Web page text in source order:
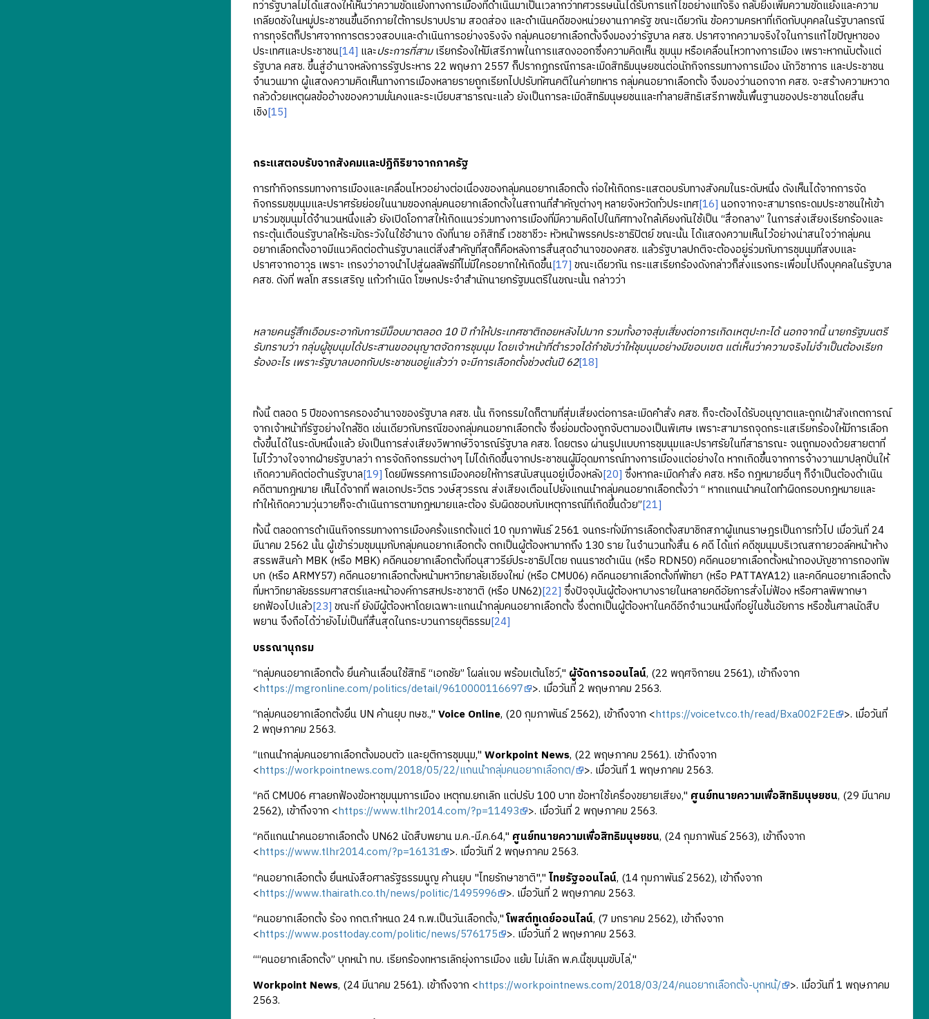
ทว่ารัฐบาลไม่ได้แสดงให้เห็นว่าความขัดแย้งทางการเมืองที่ดำเนินมาเป็นเวลากว่าทศวรรษนั้นได้รับการแก้ไขอย่างแท้จริง กลับยิ่งเพิ่มความขัดแย้งและความ
เกลียดชังในหมู่ประชาชนขึ้นอีกภายใต้การปราบปราม สอดส่อง และดำเนินคดีของหน่วยงานภาครัฐ ขณะเดียวกัน ข้อความครหาที่เกิดกับบุคคลในรัฐบาลกรณี
การทุจริตก็ปราศจากการตรวจสอบและดำเนินการอย่างจริงจัง กลุ่มคนอยากเลือกตั้งจึงมองว่ารัฐบาล คสช. ปราศจากความจริงใจในการแก้ไขปัญหาของ
ประเทศและประชาชน[14] และประการที่สามเรียกร้องให้มีเสรีภาพในการแสดงออกซึ่งความคิดเห็น ชุมนุม หรือเคลื่อนไหวทางการเมือง เพราะหากนับตั้งแต่
รัฐบาล คสช. ขึ้นสู่อำนาจหลังการรัฐประหาร 22 พฤษภา 2557 ก็ปรากฏกรณีการละเมิดสิทธิมนุษยชนต่อนักกิจกรรมทางการเมือง นักวิชาการ และประชาชน
จำนวนมาก ผู้แสดงความคิดเห็นทางการเมืองหลายรายถูกเรียกไปปรับทัศนคติในค่ายทหาร กลุ่มคนอยากเลือกตั้ง จึงมองว่านอกจาก คสช. จะสร้างความหวาด
กลัวด้วยเหตุผลข้ออ้างของความมั่นคงและระเบียบสาธารณะแล้ว ยังเป็นการละเมิดสิทธิมนุษยชนและทำลายสิทธิเสรีภาพขั้นพื้นฐานของประชาชนโดยสิ้น
เชิง[15]
กระแสตอบรับจากสังคมและปฏิกิริยาจากภาครัฐ
การทำกิจกรรมทางการเมืองและเคลื่อนไหวอย่างต่อเนื่องของกลุ่มคนอยากเลือกตั้ง ก่อให้เกิดกระแสตอบรับทางสังคมในระดับหนึ่ง ดังเห็นได้จากการจัด
กิจกรรมชุมนุมและปราศรัยย่อยในนามของกลุ่มคนอยากเลือกตั้งในสถานที่สำคัญต่างๆ หลายจังหวัดทั่วประเทศ[16] นอกจากจะสามารถระดมประชาชนให้เข้า
มาร่วมชุมนุมได้จำนวนหนึ่งแล้ว ยังเปิดโอกาสให้เกิดแนวร่วมทางการเมืองที่มีความคิดไปในทิศทางใกล้เคียงกันใช้เป็น “สื่อกลาง” ในการส่งเสียงเรียกร้องและ
กระตุ้นเตือนรัฐบาลให้ระมัดระวังในใช้อำนาจ ดังที่นาย อภิสิทธิ์ เวชชาชีวะ หัวหน้าพรรคประชาธิปัตย์ ขณะนั้น ได้แสดงความเห็นไว้อย่างน่าสนใจว่ากลุ่มคน
อยากเลือกตั้งอาจมีแนวคิดต่อต้านรัฐบาลแต่สิ่งสำคัญที่สุดก็คือหลังการสิ้นสุดอำนาจของคสช. แล้วรัฐบาลปกติจะต้องอยู่ร่วมกับการชุมนุมที่สงบและ
ปราศจากอาวุธ เพราะ เกรงว่าอาจนำไปสู่ผลลัพธ์ที่ไม่มีใครอยากให้เกิดขึ้น[17] ขณะเดียวกัน กระแสเรียกร้องดังกล่าวก็ส่งแรงกระเพื่อมไปถึงบุคคลในรัฐบาล
คสช. ดังที่ พลโท สรรเสริญ แก้วกำเนิด โฆษกประจำสำนักนายกรัฐมนตรีในขณะนั้น กล่าวว่า
หลายคนรู้สึกเอือมระอากับการมีม็อบมาตลอด 10 ปี ทำให้ประเทศชาติถอยหลังไปมาก รวมทั้งอาจสุ่มเสี่ยงต่อการเกิดเหตุปะทะได้ นอกจากนี้ นายกรัฐมนตรี
รับทราบว่า กลุ่มผู้ชุมนุมได้ประสานขออนุญาตจัดการชุมนุม โดยเจ้าหน้าที่ตำรวจได้กำชับว่าให้ชุมนุมอย่างมีขอบเขต แต่เห็นว่าความจริงไม่จำเป็นต้องเรียก
ร้องอะไร เพราะรัฐบาลบอกกับประชาชนอยู่แล้วว่า จะมีการเลือกตั้งช่วงต้นปี 62[18]
ทั้งนี้ ตลอด 5 ปีของการครองอำนาจของรัฐบาล คสช. นั้น กิจกรรมใดก็ตามที่สุ่มเสี่ยงต่อการละเมิดคำสั่ง คสช. ก็จะต้องได้รับอนุญาตและถูกเฝ้าสังเกตการณ์
จากเจ้าหน้าที่รัฐอย่างใกล้ชิด เช่นเดียวกับกรณีของกลุ่มคนอยากเลือกตั้ง ซึ่งย่อมต้องถูกจับตามองเป็นพิเศษ เพราะสามารถจุดกระแสเรียกร้องให้มีการเลือก
ตั้งขึ้นได้ในระดับหนึ่งแล้ว ยังเป็นการส่งเสียงวิพากษ์วิจารณ์รัฐบาล คสช. โดยตรง ผ่านรูปแบบการชุมนุมและปราศรัยในที่สาธารณะ จนถูกมองด้วยสายตาที่
ไม่ไว้วางใจจากฝ่ายรัฐบาลว่า การจัดกิจกรรมต่างๆ ไม่ได้เกิดขึ้นจากประชาชนผู้มีอุดมการณ์ทางการเมืองแต่อย่างใด หากเกิดขึ้นจากการจ้างวานมาปลุกปั่นให้
เกิดความคิดต่อต้านรัฐบาล[19]โดยมีพรรคการเมืองคอยให้การสนับสนุนอยู่เบื่องหลัง[20] ซึ่งหากละเมิดคำสั่ง คสช. หรือ กฎหมายอื่นๆ ก็จำเป็นต้องดำเนิน
คดีตามกฎหมาย เห็นได้จากที่ พลเอกประวิตร วงษ์สุวรรณ ส่งเสียงเตือนไปยังแกนนำกลุ่มคนอยากเลือกตั้งว่า “ หากแกนนำคนใดทำผิดกรอบกฎหมายและ
ทำให้เกิดความวุ่นวายก็จะดำเนินการตามกฎหมายและต้อง รับผิดชอบกับเหตุการณ์ที่เกิดขึ้นด้วย”[21]
ทั้งนี้ ตลอดการดำเนินกิจกรรมทางการเมืองครั้งแรกตั้งแต่ 10 กุมภาพันธ์ 2561 จนกระทั่งมีการเลือกตั้งสมาชิกสภาผู้แทนราษฎรเป็นการทั่วไป เมื่อวันที่ 24
มีนาคม 2562 นั้น ผู้เข้าร่วมชุมนุมกับกลุ่มคนอยากเลือกตั้ง ตกเป็นผู้ต้องหามากถึง 130 ราย ในจำนวนทั้งสิ้น 6 คดี ได้แก่ คดีชุมนุมบริเวณสกายวอล์คหน้าห้าง
สรรพสินค้า MBK (หรือ MBK) คดีคนอยากเลือกตั้งที่อนุสาวรีย์ประชาธิปไตย ถนนราชดำเนิน (หรือ RDN50) คดีคนอยากเลือกตั้งหน้ากองบัญชาการกองทัพ
บก (หรือ ARMY57) คดีคนอยากเลือกตั้งหน้ามหาวิทยาลัยเชียงใหม่ (หรือ CMU06) คดีคนอยากเลือกตั้งที่พัทยา (หรือ PATTAYA12) และคดีคนอยากเลือกตั้ง
ที่มหาวิทยาลัยธรรมศาสตร์และหน้าองค์การสหประชาชาติ (หรือ UN62)[22] ซึ่งปัจจุบันผู้ต้องหาบางรายในหลายคดีอัยการสั่งไม่ฟ้อง หรือศาลพิพากษา
ยกฟ้องไปแล้ว[23] ขณะที่ ยังมีผู้ต้องหาโดยเฉพาะแกนนำกลุ่มคนอยากเลือกตั้ง ซึ่งตกเป็นผู้ต้องหาในคดีอีกจำนวนหนึ่งที่อยู่ในชั้นอัยการ หรือชั้นศาลนัดสืบ
พยาน จึงถือได้ว่ายังไม่เป็นที่สิ้นสุดในกระบวนการยุติธรรม[24]
บรรณานุกรม
“กลุ่มคนอยากเลือกตั้ง ยื่นค้านเลื่อนใช้สิทธิ “เอกชัย” โผล่แจม พร้อมเต้นโชว์," ผู้จัดการออนไลน์, (22 พฤศจิกายน 2561), เข้าถึงจาก
<https://mgronline.com/politics/detail/9610000116697 >. เมื่อวันที่ 2 พฤษภาคม 2563.
“กลุ่มคนอยากเลือกตั้งยื่น UN ค้านยุบ ทษช.," Voice Online, (20 กุมภาพันธ์ 2562), เข้าถึงจาก <https://voicetv.co.th/read/Bxa002F2E >. เมื่อวันที่
2 พฤษภาคม 2563.
“แกนนำกลุ่มคนอยากเลือกตั้งมอบตัว และยุติการชุมนุม," Workpoint News, (22 พฤษภาคม 2561). เข้าถึงจาก
<https://workpointnews.com/2018/05/22/แกนนำกลุ่มคนอยากเลือกต/ >. เมื่อวันที่ 1 พฤษภาคม 2563.
“คดี CMU06 ศาลยกฟ้องข้อหาชุมนุมการเมือง เหตุกม.ยกเลิก แต่ปรับ 100 บาท ข้อหาใช้เครื่องขยายเสียง," ศูนย์ทนายความเพื่อสิทธิมนุษยชน, (29 มีนาคม
2562), เข้าถึงจาก <https://www.tlhr2014.com/?p=11493 >. เมื่อวันที่ 2 พฤษภาคม 2563.
“คดีแกนนำคนอยากเลือกตั้ง UN62 นัดสืบพยาน ม.ค.-มี.ค.64," ศูนย์ทนายความเพื่อสิทธิมนุษยชน, (24 กุมภาพันธ์ 2563), เข้าถึงจาก
<https://www.tlhr2014.com/?p=16131 >. เมื่อวันที่ 2 พฤษภาคม 2563.
“คนอยากเลือกตั้ง ยื่นหนังสือศาลรัฐธรรมนูญ ค้านยุบ "ไทยรักษาชาติ"," ไทยรัฐออนไลน์, (14 กุมภาพันธ์ 2562), เข้าถึงจาก
<https://www.thairath.co.th/news/politic/1495996 >. เมื่อวันที่ 2 พฤษภาคม 2563.
“คนอยากเลือกตั้ง ร้อง กกต.กำหนด 24 ก.พ.เป็นวันเลือกตั้ง,"โพสต์ทูเดย์ออนไลน์, (7 มกราคม 2562), เข้าถึงจาก
<https://www.posttoday.com/politic/news/576175 >. เมื่อวันที่ 2 พฤษภาคม 2563.
““คนอยากเลือกตั้ง” บุกหน้า ทบ. เรียกร้องทหารเลิกยุ่งการเมือง แย้ม ไม่เลิก พ.ค.นี้ชุมนุมขับไล่,"
Workpoint News, (24 มีนาคม 2561). เข้าถึงจาก <https://workpointnews.com/2018/03/24/คนอยากเลือกตั้ง-บุกหน้/ >. เมื่อวันที่ 1 พฤษภาคม
2563.